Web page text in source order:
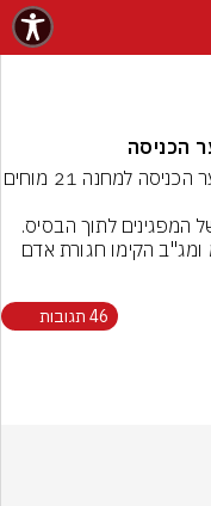
הכניסה
46 תגובות